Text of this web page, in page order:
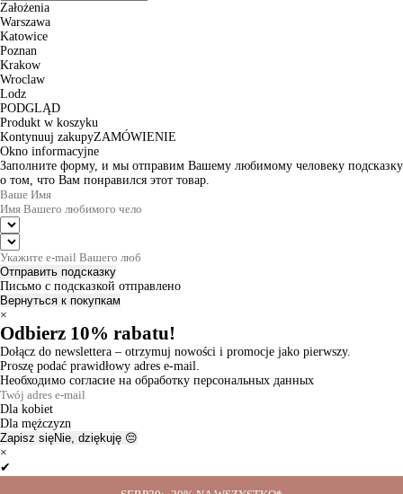
Założenia
Warszawa
Katowice
Poznan
Krakow
Wroclaw
Lodz
PODGLĄD
Produkt w koszyku
Kontynuuj zakupyZAMÓWIENIE
Okno informacyjne
Заполните форму, и мы отправим Вашему любимому человеку подсказку
о том, что Вам понравился этот товар.
Отправить подсказку
Письмо с подсказкой отправлено
Вернуться к покупкам
×
Odbierz 10% rabatu!
Dołącz do newslettera – otrzymuj nowości i promocje jako pierwszy.
Proszę podać prawidłowy adres e-mail.
Необходимо согласие на обработку персональных данных
Dla kobiet
Dla mężczyzn
Zapisz sięNie, dziękuję 😔
×
✔
Thanks for the subscription!